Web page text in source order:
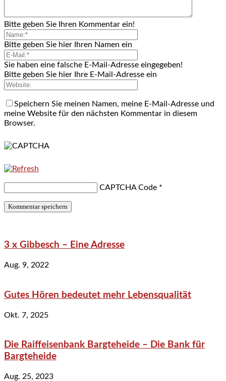
Bitte geben Sie Ihren Kommentar ein!
Bitte geben Sie hier Ihren Namen ein
Sie haben eine falsche E-Mail-Adresse eingegeben!
Bitte geben Sie hier Ihre E-Mail-Adresse ein
Speichern Sie meinen Namen, meine E-Mail-Adresse und
meine Website für den nächsten Kommentar in diesem
Browser.
CAPTCHA Code *
3 x Gibbesch – Eine Adresse
Aug. 9, 2022
Gutes Hören bedeutet mehr Lebensqualität
Okt. 7, 2025
Die Raiffeisenbank Bargteheide – Die Bank für
Bargteheide
Aug. 25, 2023